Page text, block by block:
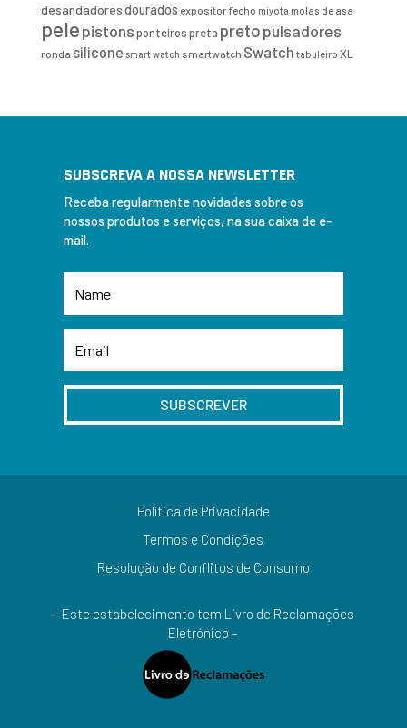
desandadoresdourados expositor fecho miyota molas de asa
pelepistonsponteirospreta pretopulsadores
ronda silicone smart watch smartwatch Swatch tabuleiro XL
SUBSCREVA A NOSSA NEWSLETTER
Receba regularmente novidades sobre os
nossos produtos e serviços, na sua caixa de e-
mail.
SUBSCREVER
Política de Privacidade
Termos e Condições
Resolução de Conflitos de Consumo
– Este estabelecimento tem Livro de Reclamações
Eletrónico –